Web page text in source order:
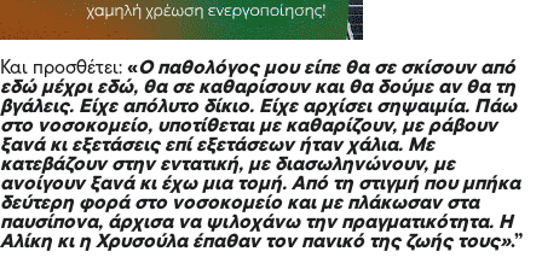
Και προσθέτει: «Ο παθολόγος μου είπε θα σε σκίσουν από
εδώ μέχρι εδώ, θα σε καθαρίσουν και θα δούμε αν θα τη
βγάλεις. Είχε απόλυτο δίκιο. Είχε αρχίσει σηψαιμία. Πάω
στο νοσοκομείο, υποτίθεται με καθαρίζουν, με ράβουν
ξανά κι εξετάσεις επί εξετάσεων ήταν χάλια. Με
κατεβάζουν στην εντατική, με διασωληνώνουν, με
ανοίγουν ξανά κι έχω μια τομή. Από τη στιγμή που μπήκα
δεύτερη φορά στο νοσοκομείο και με πλάκωσαν στα
παυσίπονα, άρχισα να ψιλοχάνω την πραγματικότητα. Η
Αλίκη κι η Χρυσούλα έπαθαν τον πανικό της ζωής τους».”